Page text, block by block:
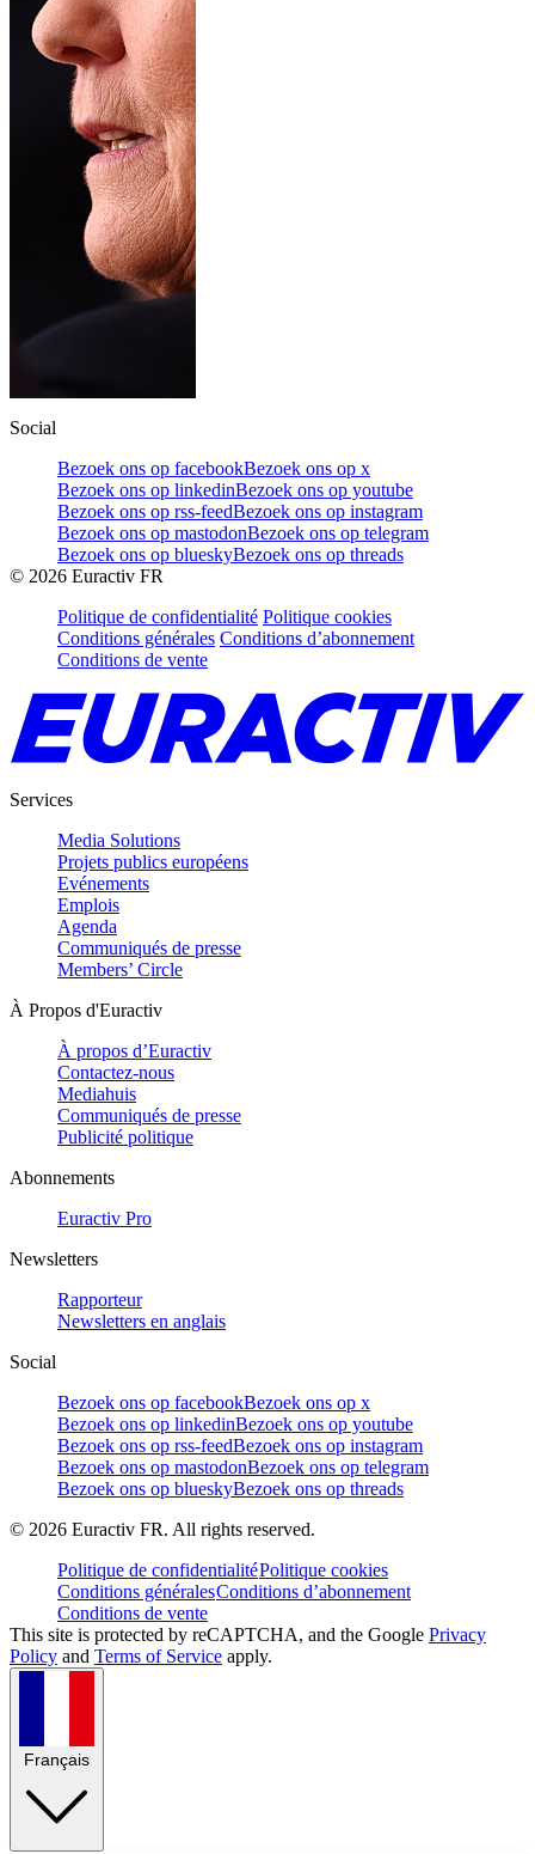
Social
Bezoek ons op facebookBezoek ons op x
Bezoek ons op linkedinBezoek ons op youtube
Bezoek ons op rss-feedBezoek ons op instagram
Bezoek ons op mastodonBezoek ons op telegram
Bezoek ons op blueskyBezoek ons op threads
© 2026 Euractiv FR
Politique de confidentialité Politique cookies
Conditions générales Conditions d’abonnement
Conditions de vente
Services
Media Solutions
Projets publics européens
Evénements
Emplois
Agenda
Communiqués de presse
Members’ Circle
À Propos d'Euractiv
À propos d’Euractiv
Contactez-nous
Mediahuis
Communiqués de presse
Publicité politique
Abonnements
Euractiv Pro
Newsletters
Rapporteur
Newsletters en anglais
Social
Bezoek ons op facebookBezoek ons op x
Bezoek ons op linkedinBezoek ons op youtube
Bezoek ons op rss-feedBezoek ons op instagram
Bezoek ons op mastodonBezoek ons op telegram
Bezoek ons op blueskyBezoek ons op threads
© 2026 Euractiv FR. All rights reserved.
Politique de confidentialitéPolitique cookies
Conditions généralesConditions d’abonnement
Conditions de vente
This site is protected by reCAPTCHA, and the Google Privacy
Policy and Terms of Service apply.
Français